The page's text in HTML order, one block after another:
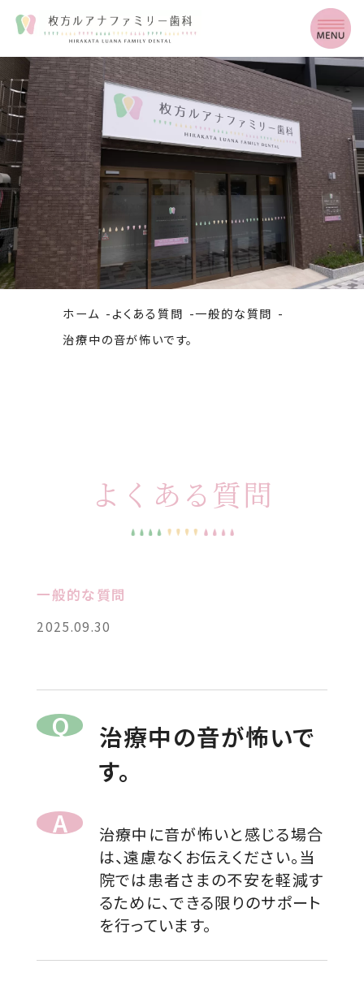
ホーム よくある質問
一般的な質問
治療中の音が怖いです。
よくある質問
一般的な質問
2025.09.30
治療中の音が怖いで
す。
治療中に音が怖いと感じる場合
は、遠慮なくお伝えください。当
院では患者さまの不安を軽減す
るために、できる限りのサポート
を行っています。